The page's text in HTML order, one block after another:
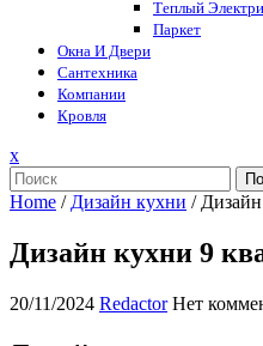
Теплый
Паркет
Окна И Двери
Сантехника
Компании
Кровля
xЗакрыть
меню
Home / Дизайн кухни /
Дизайн кухни 9
20/11/2024 Redactor Нет